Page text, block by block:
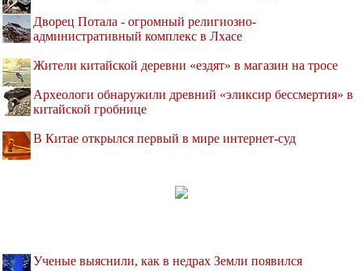
Дворец Потала - огромный религиозно-
административный комплекс в Лхасе
Жители китайской деревни «ездят» в магазин на тросе
Археологи обнаружили древний «эликсир бессмертия» в
китайской гробнице
В Китае открылся первый в мире интернет-суд
Ученые выяснили, как в недрах Земли появился